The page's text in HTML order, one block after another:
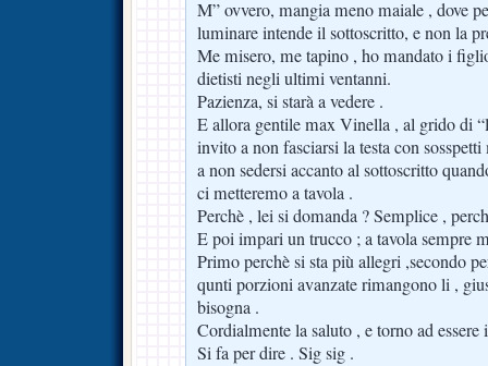
M” ovvero, mangia meno maiale , dove
luminare intende il sottoscritto, e non la
Me misero, me tapino , ho mandato i
dietisti negli ultimi ventanni.
Pazienza, si starà a vedere .
E allora gentile max Vinella , al grido di
invito a non fasciarsi la testa con
a non sedersi accanto al sottoscritto
ci metteremo a tavola .
Perchè , lei si domanda ? Semplice ,
E poi impari un trucco ; a tavola sempre
Primo perchè si sta più allegri ,secondo
qunti porzioni avanzate rimangono li ,
bisogna .
Cordialmente la saluto , e torno ad
Si fa per dire . Sig sig .